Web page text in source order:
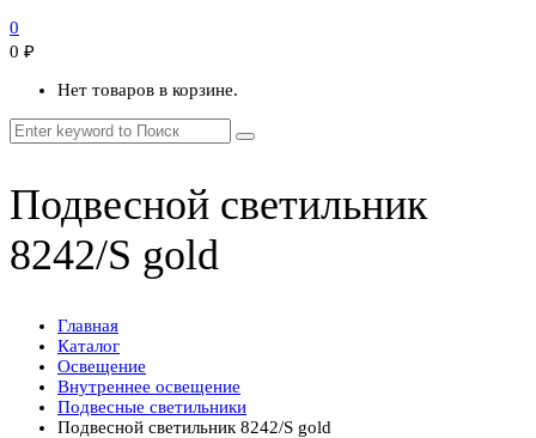
0
0 ₽
Нет товаров в корзине.
Подвесной светильник
8242/S gold
Главная
Каталог
Освещение
Внутреннее освещение
Подвесные светильники
Подвесной светильник 8242/S gold